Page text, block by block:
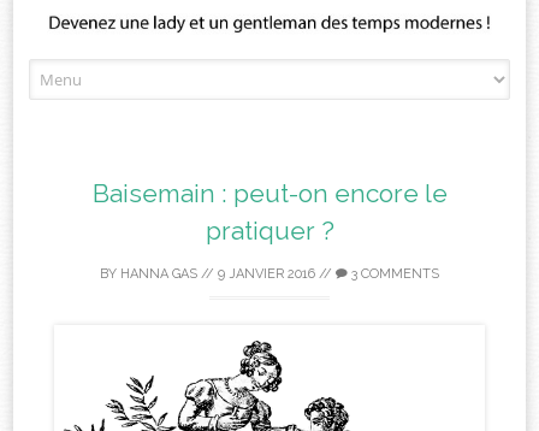
to
Baisemain : peut-on encore le
pratiquer ?
BY HANNA GAS // 9 JANVIER 2016 // 3 COMMENTS